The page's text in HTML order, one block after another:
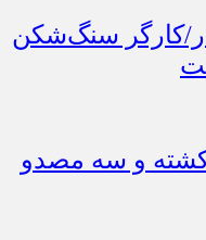
کارگر سنگ‌شکن
کشته و سه مصدو